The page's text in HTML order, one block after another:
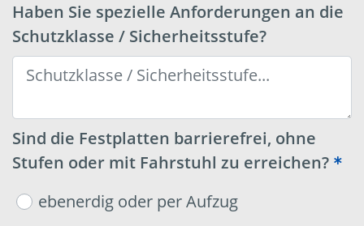
Haben Sie spezielle Anforderungen an die
Schutzklasse / Sicherheitsstufe?
Sind die Festplatten barrierefrei, ohne
Stufen oder mit Fahrstuhl zu erreichen?
ebenerdig oder per Aufzug